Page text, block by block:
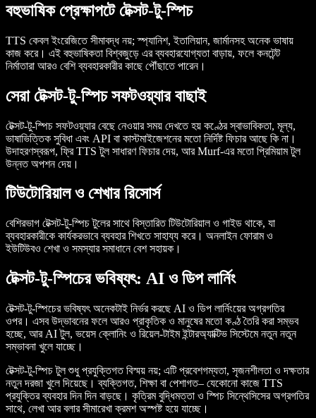
বহুভাষিক প্রেক্ষাপটে টেক্সট-টু-স্পিচ
TTS কেবল ইংরেজিতে সীমাবদ্ধ নয়; স্প্যানিশ, ইতালিয়ান, জার্মানসহ অনেক ভাষায়
কাজ করে। এই বহুভাষিকতা বিশ্বজুড়ে এর ব্যবহারযোগ্যতা বাড়ায়, ফলে কনটেন্ট
নির্মাতারা আরও বেশি ব্যবহারকারীর কাছে পৌঁছাতে পারেন।
সেরা টেক্সট-টু-স্পিচ সফটওয়্যার বাছাই
টেক্সট-টু-স্পিচ সফটওয়্যার বেছে নেওয়ার সময় দেখতে হয় কণ্ঠের স্বাভাবিকতা, মূল্য,
ভাষাভিত্তিক সুবিধা এবং API বা কাস্টমাইজেশনের মতো নির্দিষ্ট ফিচার আছে কি না।
উদাহরণস্বরূপ, ফ্রি TTS টুল সাধারণ ফিচার দেয়, আর Murf-এর মতো প্রিমিয়াম টুল
উন্নত অপশন দেয়।
টিউটোরিয়াল ও শেখার রিসোর্স
বেশিরভাগ টেক্সট-টু-স্পিচ টুলের সাথে বিস্তারিত টিউটোরিয়াল ও গাইড থাকে, যা
ব্যবহারকারীকে কার্যকরভাবে ব্যবহার শিখতে সাহায্য করে। অনলাইন ফোরাম ও
ইউটিউবও শেখা ও সমস্যার সমাধানে বেশ সহায়ক।
টেক্সট-টু-স্পিচের ভবিষ্যৎ: AI ও ডিপ লার্নিং
টেক্সট-টু-স্পিচের ভবিষ্যৎ অনেকটাই নির্ভর করছে AI ও ডিপ লার্নিংয়ের অগ্রগতির
ওপর। এসব উদ্ভাবনের ফলে আরও প্রাকৃতিক ও মানুষের মতো কণ্ঠ তৈরি করা সম্ভব
হচ্ছে, আর AI টুল, ভয়েস ক্লোনিং ও রিয়েল-টাইম ইন্টারঅ্যাক্টিভ সিস্টেমে নতুন নতুন
সম্ভাবনা খুলে যাচ্ছে।
টেক্সট-টু-স্পিচ টুল শুধু প্রযুক্তিগত বিস্ময় নয়; এটি প্রবেশগম্যতা, সৃজনশীলতা ও দক্ষতার
নতুন দরজা খুলে দিয়েছে। ব্যক্তিগত, শিক্ষা বা পেশাগত– যেকোনো কাজে TTS
প্রযুক্তির ব্যবহার দিন দিন বাড়ছে। কৃত্রিম বুদ্ধিমত্তা ও স্পিচ সিন্থেসিসের অগ্রগতির
সাথে, লেখা আর বলার সীমারেখা ক্রমশ অস্পষ্ট হয়ে যাচ্ছে।